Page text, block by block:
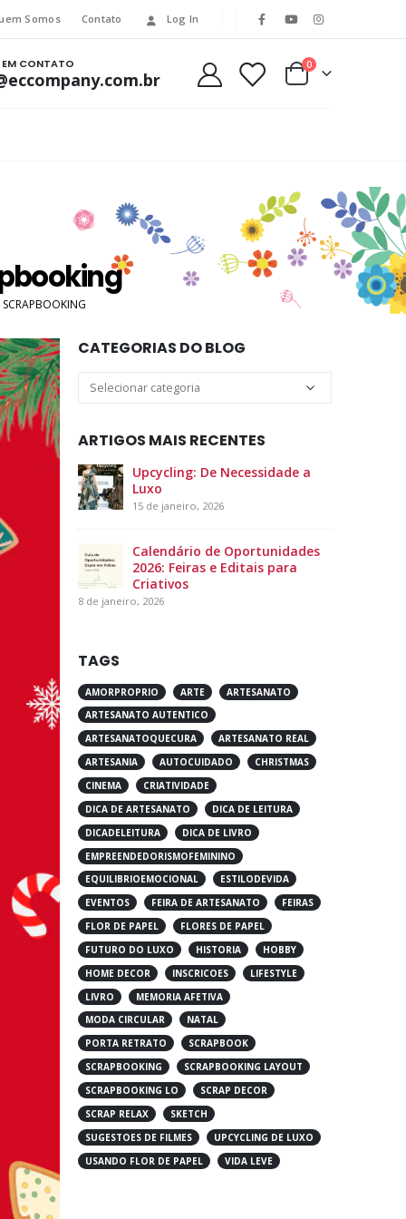
Somos Contato Log In
EM CONTATO 0
CATEGORIAS DO BLOG
Categorias
ARTIGOS MAIS RECENTES
Upcycling: De Necessidade a
Luxo
15 de janeiro, 2026
Calendário de Oportunidades
2026: Feiras e Editais para
Criativos
8 de janeiro, 2026
TAGS
AMORPROPRIO ARTE
ARTESANATO
ARTESANATO AUTENTICO
ARTESANATOQUECURA
ARTESANATO REAL
ARTESANIA
AUTOCUIDADO
CHRISTMAS
CINEMA
CRIATIVIDADE
DICA DE ARTESANATO
DICA DE LEITURA
DICADELEITURA
DICA DE LIVRO
EMPREENDEDORISMOFEMININO
EQUILIBRIOEMOCIONAL
ESTILODEVIDA
EVENTOS
FEIRA DE ARTESANATO
FEIRAS
FLOR DE PAPEL
FLORES DE PAPEL
FUTURO DO LUXO
HISTORIA
HOBBY
HOME DECOR
INSCRICOES
LIFESTYLE
LIVRO
MEMORIA AFETIVA
MODA CIRCULAR
NATAL
PORTA RETRATO
SCRAPBOOK
SCRAPBOOKING
SCRAPBOOKING LAYOUT
SCRAPBOOKING LO
SCRAP DECOR
SCRAP RELAX
SKETCH
SUGESTOES DE FILMES
UPCYCLING DE LUXO
USANDO FLOR DE PAPEL
VIDA LEVE